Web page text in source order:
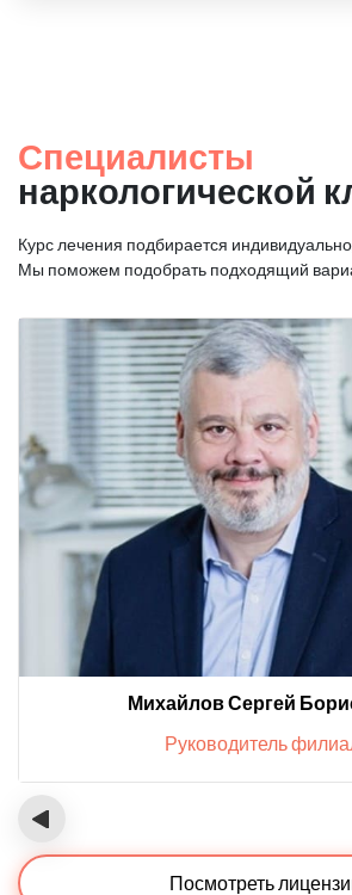
Специалисты
наркологической
Курс лечения подбирается
Мы поможем подобрать подходящий
Михайлов Сергей
Руководитель
‹
Посмотреть